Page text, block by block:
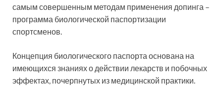
самым совершенным методам применения допинга –
программа биологической паспортизации
спортсменов.
Концепция биологического паспорта основана на
имеющихся знаниях о действии лекарств и побочных
эффектах, почерпнутых из медицинской практики.